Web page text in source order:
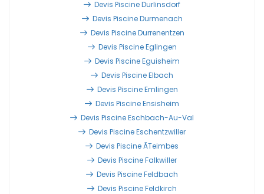
Devis Piscine Durlinsdorf
Devis Piscine Durmenach
Devis Piscine Durrenentzen
Devis Piscine Eglingen
Devis Piscine Eguisheim
Devis Piscine Elbach
Devis Piscine Emlingen
Devis Piscine Ensisheim
Devis Piscine Eschbach-Au-Val
Devis Piscine Eschentzwiller
Devis Piscine Ãteimbes
Devis Piscine Falkwiller
Devis Piscine Feldbach
Devis Piscine Feldkirch